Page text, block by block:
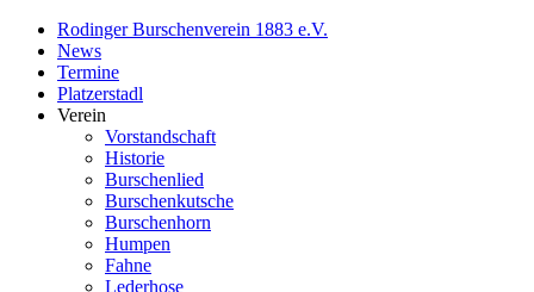
Rodinger Burschenverein 1883 e.V.
News
Termine
Platzerstadl
Verein
Vorstandschaft
Historie
Burschenlied
Burschenkutsche
Burschenhorn
Humpen
Fahne
Lederhose